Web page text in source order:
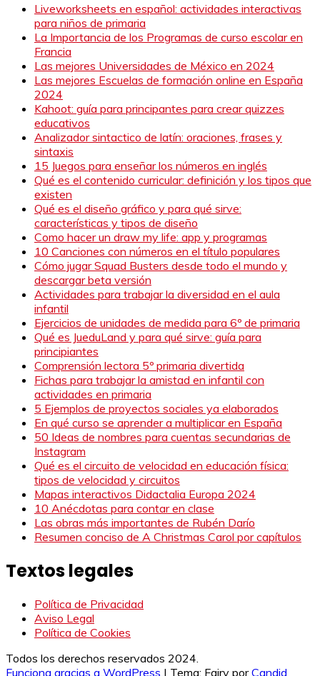
Liveworksheets en español: actividades interactivas
para niños de primaria
La Importancia de los Programas de curso escolar en
Francia
Las mejores Universidades de México en 2024
Las mejores Escuelas de formación online en España
2024
Kahoot: guía para principantes para crear quizzes
educativos
Analizador sintactico de latín: oraciones, frases y
sintaxis
15 Juegos para enseñar los números en inglés
Qué es el contenido curricular: definición y los tipos que
existen
Qué es el diseño gráfico y para qué sirve:
características y tipos de diseño
Como hacer un draw my life: app y programas
10 Canciones con números en el título populares
Cómo jugar Squad Busters desde todo el mundo y
descargar beta versión
Actividades para trabajar la diversidad en el aula
infantil
Ejercicios de unidades de medida para 6º de primaria
Qué es JueduLand y para qué sirve: guía para
principiantes
Comprensión lectora 5º primaria divertida
Fichas para trabajar la amistad en infantil con
actividades en primaria
5 Ejemplos de proyectos sociales ya elaborados
En qué curso se aprender a multiplicar en España
50 Ideas de nombres para cuentas secundarias de
Instagram
Qué es el circuito de velocidad en educación física:
tipos de velocidad y circuitos
Mapas interactivos Didactalia Europa 2024
10 Anécdotas para contar en clase
Las obras más importantes de Rubén Darío
Resumen conciso de A Christmas Carol por capítulos
Textos legales
Política de Privacidad
Aviso Legal
Política de Cookies
Todos los derechos reservados 2024.
Funciona gracias a WordPress | Tema: Fairy porCandid